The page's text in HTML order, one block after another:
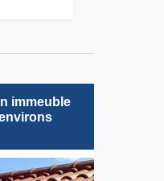
06
immeuble